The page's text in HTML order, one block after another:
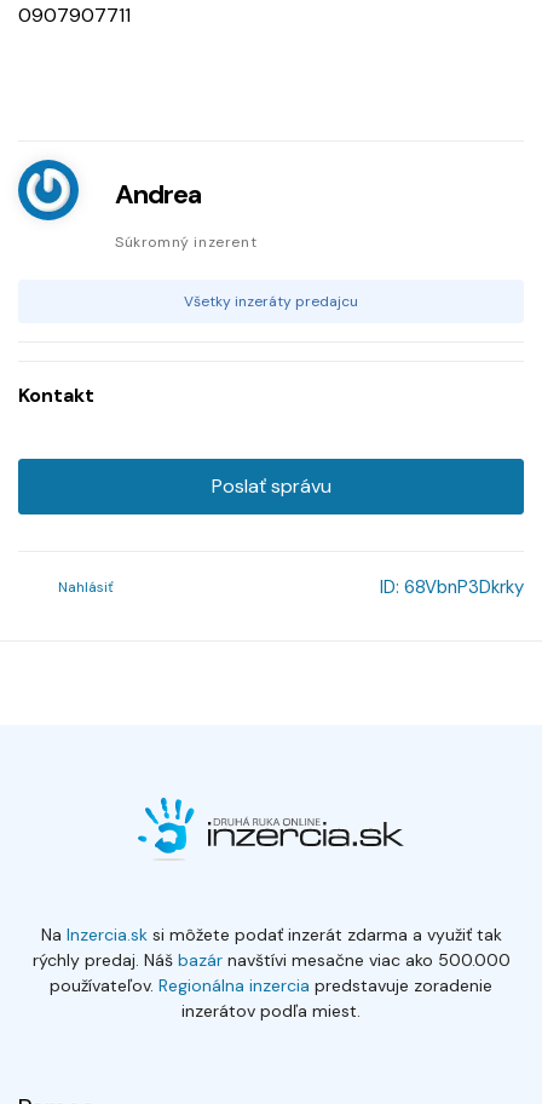
0907907711
Andrea
Súkromný inzerent
Všetky inzeráty predajcu
Kontakt
Poslať správu
Nahlásiť ID: 68VbnP3Dkrky
Na Inzercia.sksi môžete podať inzerát zdarma a využiť tak
rýchly predaj. Náš bazárnavštívi mesačne viac ako 500.000
používateľov. Regionálna inzercia predstavuje zoradenie
inzerátov podľa miest.